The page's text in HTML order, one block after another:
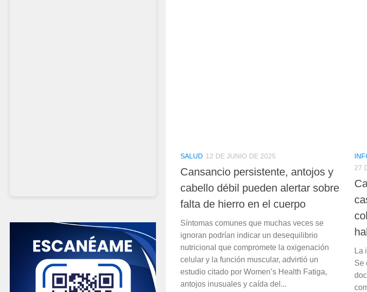
SALUD 12 DE JUNIO DE 2025
Cansancio persistente, antojos y
cabello débil pueden alertar sobre
falta de hierro en el cuerpo
Síntomas comunes que muchas veces se
ignoran podrían indicar un desequilibrio
nutricional que compromete la oxigenación
celular y la función muscular, advirtió un
estudio citado por Women’s Health Fatiga,
antojos inusuales y caída del...
27
La
Se